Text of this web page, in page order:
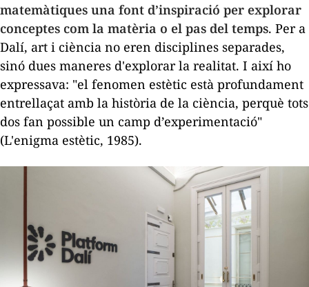
matemàtiques una font d’inspiració per explorar
conceptes com la matèria o el pas del temps. Per a
Dalí, art i ciència no eren disciplines separades,
sinó dues maneres d'explorar la realitat. I així ho
expressava: "el fenomen estètic està profundament
entrellaçat amb la història de la ciència, perquè tots
dos fan possible un camp d’experimentació"
(L'enigma estètic, 1985).